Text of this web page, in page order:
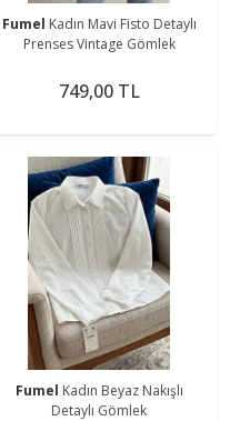
Fumel Kadın Mavi Fisto Detaylı
Prenses Vintage Gömlek
749,00 TL
Fumel Kadın Beyaz Nakışlı
Detaylı Gömlek